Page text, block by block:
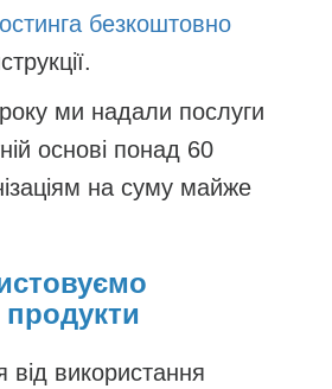
безкоштовно
ми надали послуги
основі понад 60
на суму майже
продукти
від використання